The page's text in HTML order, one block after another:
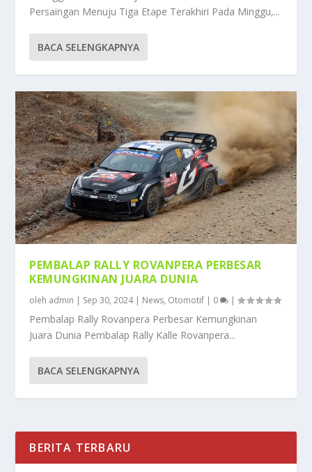
Persaingan Menuju Tiga Etape Terakhiri Pada Minggu,...
BACA SELENGKAPNYA
PEMBALAP RALLY ROVANPERA PERBESAR
KEMUNGKINAN JUARA DUNIA
oleh admin | Sep 30, 2024| News, Otomotif | 0 |
Pembalap Rally Rovanpera Perbesar Kemungkinan
Juara Dunia Pembalap Rally Kalle Rovanpera...
BACA SELENGKAPNYA
BERITA TERBARU